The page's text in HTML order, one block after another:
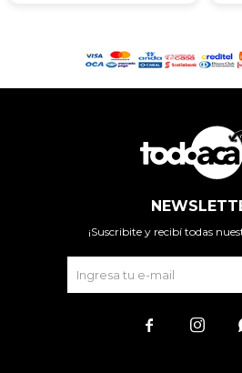
¡Suscribite y recibí todas
 